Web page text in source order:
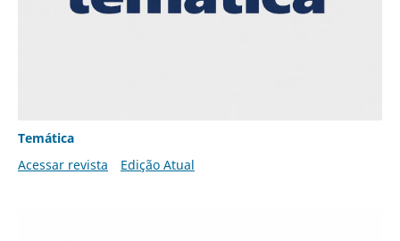
Temática
Acessar revista
Edição Atual